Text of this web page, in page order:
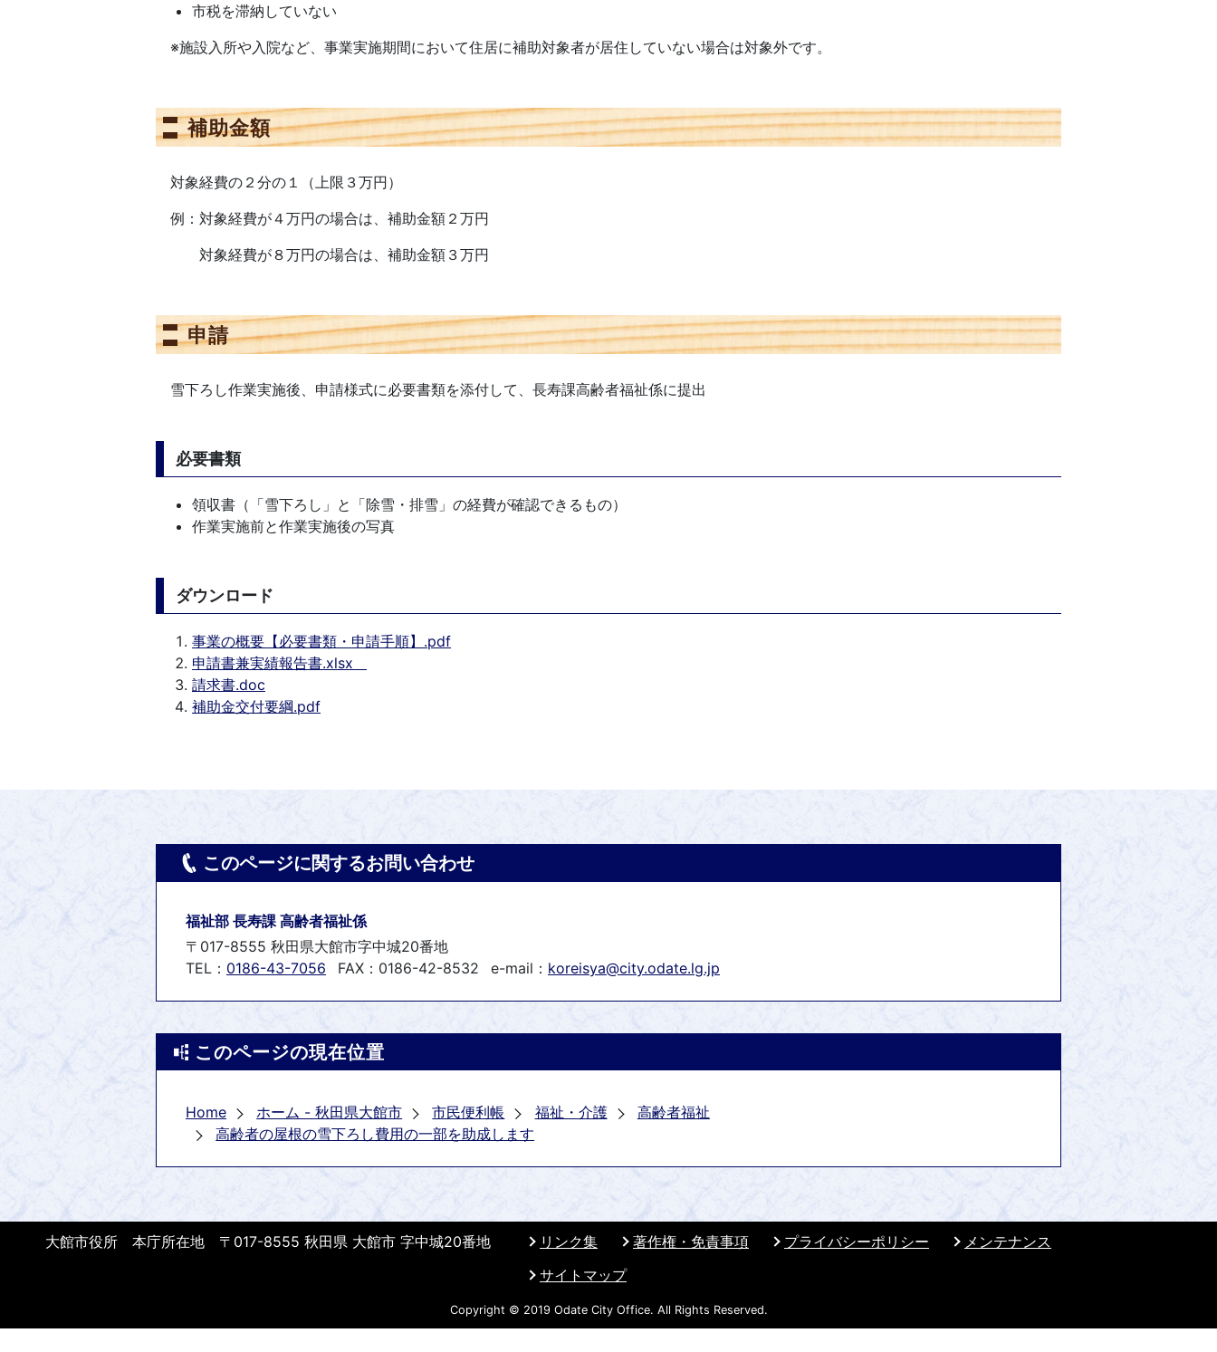
市税を滞納していない
※施設入所や入院など、事業実施期間において住居に補助対象者が居住していない場合は対象外です。
補助金額
対象経費の２分の１（上限３万円）
例：対象経費が４万円の場合は、補助金額２万円
対象経費が８万円の場合は、補助金額３万円
申請
雪下ろし作業実施後、申請様式に必要書類を添付して、長寿課高齢者福祉係に提出
必要書類
領収書（「雪下ろし」と「除雪・排雪」の経費が確認できるもの）
作業実施前と作業実施後の写真
ダウンロード
事業の概要【必要書類・申請手順】.pdf
申請書兼実績報告書.xlsx
請求書.doc
補助金交付要綱.pdf
このページに関するお問い合わせ
福祉部 長寿課 高齢者福祉係
〒017-8555 秋田県大館市字中城20番地
TEL： 0186-43-7056 FAX：0186-42-8532 e-mail： koreisya@city.odate.lg.jp
このページの現在位置
Home ホーム - 秋田県大館市 市民便利帳 福祉・介護
高齢者福祉
高齢者の屋根の雪下ろし費用の一部を助成します
リンク集 著作権・免責事項 プライバシーポリシー
メンテナンス
サイトマップ
大館市役所 本庁所在地 〒017-8555 秋田県 大館市 字中城20番地
Copyright © 2019 Odate City Office. All Rights Reserved.